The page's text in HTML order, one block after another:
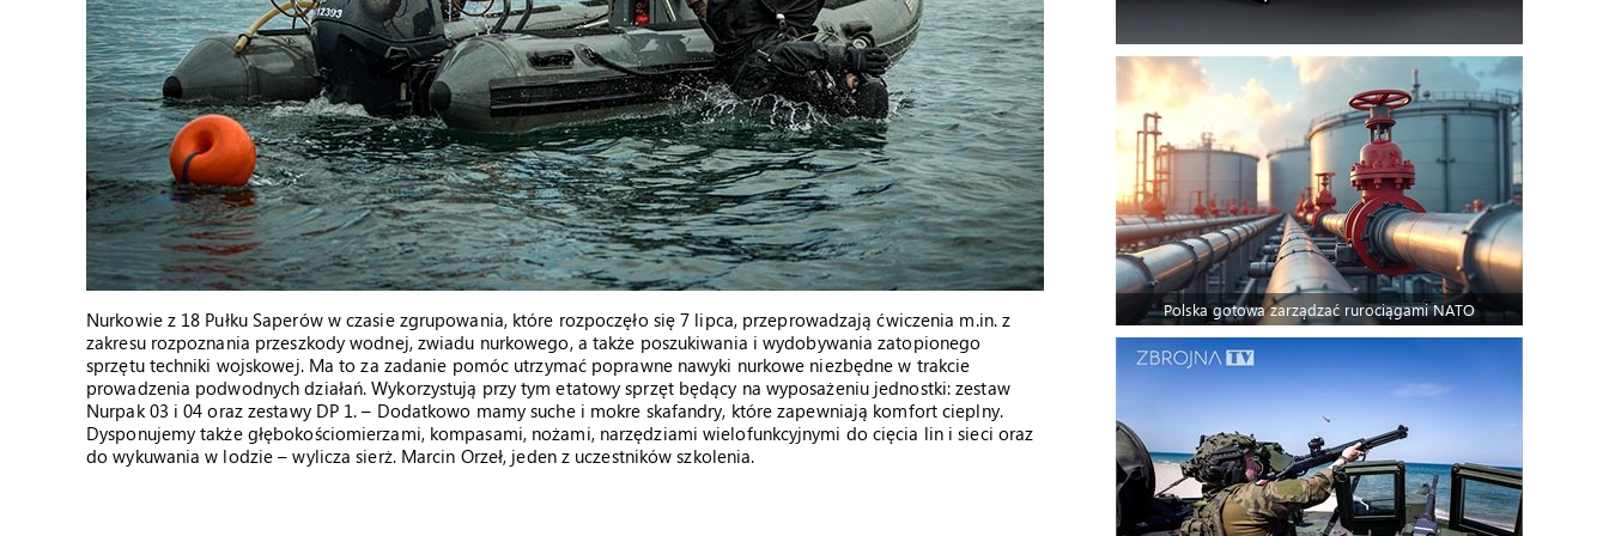
Nurkowie z 18 Pułku Saperów w czasie zgrupowania, które rozpoczęło się 7 lipca, przeprowadzają ćwiczenia m.in. z
zakresu rozpoznania przeszkody wodnej, zwiadu nurkowego, a także poszukiwania i wydobywania zatopionego
sprzętu techniki wojskowej. Ma to za zadanie pomóc utrzymać poprawne nawyki nurkowe niezbędne w trakcie
prowadzenia podwodnych działań. Wykorzystują przy tym etatowy sprzęt będący na wyposażeniu jednostki: zestaw
Nurpak 03 i 04 oraz zestawy DP 1. – Dodatkowo mamy suche i mokre skafandry, które zapewniają komfort cieplny.
Dysponujemy także głębokościomierzami, kompasami, nożami, narzędziami wielofunkcyjnymi do cięcia lin i sieci oraz
do wykuwania w lodzie – wylicza sierż. Marcin Orzeł, jeden z uczestników szkolenia.
Polska gotowa zarządzać rurociągami NATO